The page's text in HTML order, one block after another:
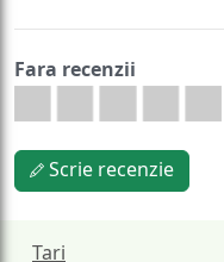
Fara recenzii
Scrie recenzie
Tari